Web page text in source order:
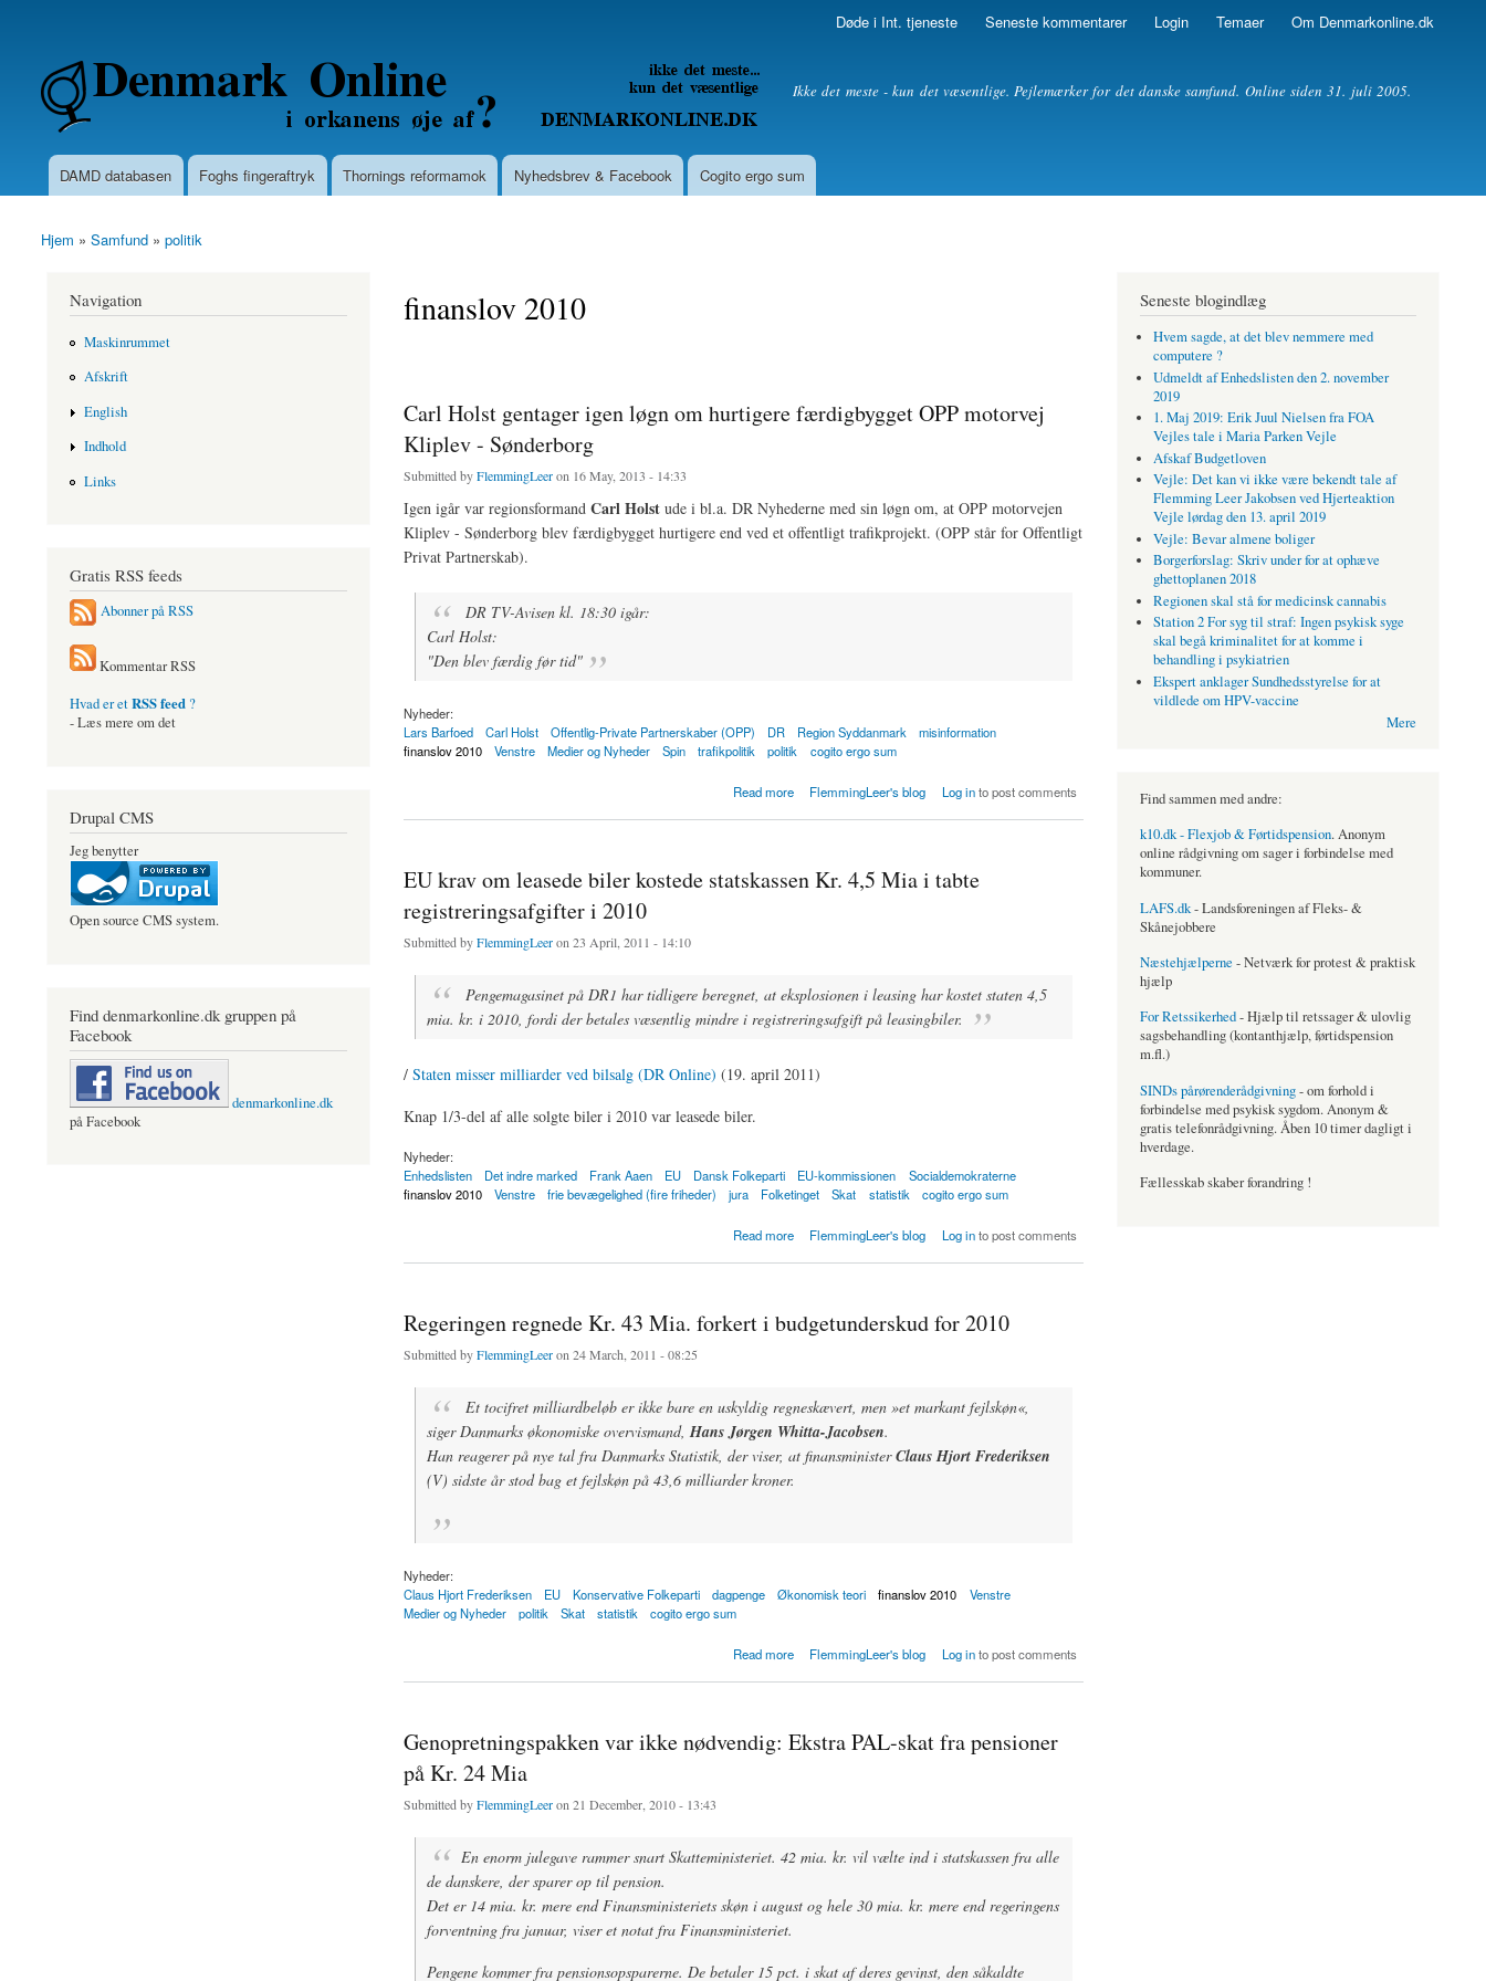
content
Døde i Int. tjeneste Seneste kommentarer Login Temaer Om Denmarkonline.dk
Denmarkonline.dk - blognyheder om politik Ikke det meste - kun det væsentlige. Pejlemærker for det danske samfund. Online siden 31. juli 2005.
Main menu
DAMD databasen Foghs fingeraftryk Thornings reformamok Nyhedsbrev & Facebook Cogito ergo sum
You are here
Hjem » Samfund » politik
finanslov 2010
Carl Holst gentager igen løgn om hurtigere færdigbygget OPP motorvej
Kliplev - Sønderborg
Submitted byFlemmingLeeron 16 May, 2013 - 14:33
Igen igår var regionsformand Carl Holstude i bl.a. DR Nyhederne med sin løgn om, at OPP motorvejen
Kliplev - Sønderborg blev færdigbygget hurtigere end ved et offentligt trafikprojekt. (OPP står for Offentligt
Privat Partnerskab).
DR TV-Avisen kl. 18:30 igår:
Carl Holst:
"Den blev færdig før tid"
Nyheder:
Lars Barfoed
Carl Holst Offentlig-Private Partnerskaber (OPP) DR Region Syddanmark
misinformation
finanslov 2010
Venstre Medier og Nyheder Spin trafikpolitik politik cogito ergo sum
Read more
about Carl Holst gentager igen løgn om hurtigere færdigbygget OPP motorvej Kliplev - Sønderborg
FlemmingLeer's blog Log into post comments
EU krav om leasede biler kostede statskassen Kr. 4,5 Mia i tabte
registreringsafgifter i 2010
Submitted byFlemmingLeeron 23 April, 2011 - 14:10
Pengemagasinet på DR1 har tidligere beregnet, at eksplosionen i leasing har kostet staten 4,5
mia. kr. i 2010, fordi der betales væsentlig mindre i registreringsafgift på leasingbiler.
/ Staten misser milliarder ved bilsalg (DR Online) (19. april 2011)
Knap 1/3-del af alle solgte biler i 2010 var leasede biler.
Nyheder:
Enhedslisten
Det indre marked Frank Aaen EU Dansk Folkeparti EU-kommissionen
Socialdemokraterne
finanslov 2010
Venstre frie bevægelighed (fire friheder) jura Folketinget Skat statistik cogito ergo sum
Read more
about EU krav om leasede biler kostede statskassen Kr. 4,5 Mia i tabte registreringsafgifter i 2010
FlemmingLeer's blog Log into post comments
Regeringen regnede Kr. 43 Mia. forkert i budgetunderskud for 2010
Submitted byFlemmingLeeron 24 March, 2011 - 08:25
Et tocifret milliardbeløb er ikke bare en uskyldig regneskævert, men »et markant fejlskøn«,
siger Danmarks økonomiske overvismand,Hans Jørgen Whitta-Jacobsen.
Han reagerer på nye tal fra Danmarks Statistik, der viser, at finansministerClaus Hjort Frederiksen
(V) sidste år stod bag et fejlskøn på 43,6 milliarder kroner.
Nyheder:
Claus Hjort Frederiksen
EU Konservative Folkeparti dagpenge Økonomisk teori finanslov 2010
Venstre
Medier og Nyheder
politik Skat statistik cogito ergo sum
Read more
about Regeringen regnede Kr. 43 Mia. forkert i budgetunderskud for 2010 FlemmingLeer's blog Log into post comments
Genopretningspakken var ikke nødvendig: Ekstra PAL-skat fra pensioner
på Kr. 24 Mia
Submitted byFlemmingLeeron 21 December, 2010 - 13:43
En enorm julegave rammer snart Skatteministeriet. 42 mia. kr. vil vælte ind i statskassen fra alle
de danskere, der sparer op til pension.
Det er 14 mia. kr. mere end Finansministeriets skøn i august og hele 30 mia. kr. mere end regeringens
forventning fra januar, viser et notat fra Finansministeriet.
Pengene kommer fra pensionsopsparerne. De betaler 15 pct. i skat af deres gevinst, den såkaldte
Navigation
Maskinrummet
Afskrift
English
Indhold
Links
Gratis RSS feeds
Abonner på RSS
Kommentar RSS
Hvad er etRSS feed ?
- Læs mere om det
Drupal CMS
Jeg benytter
Open source CMS system.
Find denmarkonline.dk gruppen på
Facebook
denmarkonline.dk
på Facebook
Seneste blogindlæg
Hvem sagde, at det blev nemmere med
computere ?
Udmeldt af Enhedslisten den 2. november
2019
1. Maj 2019: Erik Juul Nielsen fra FOA
Vejles tale i Maria Parken Vejle
Afskaf Budgetloven
Vejle: Det kan vi ikke være bekendt tale af
Flemming Leer Jakobsen ved Hjerteaktion
Vejle lørdag den 13. april 2019
Vejle: Bevar almene boliger
Borgerforslag: Skriv under for at ophæve
ghettoplanen 2018
Regionen skal stå for medicinsk cannabis
Station 2 For syg til straf: Ingen psykisk syge
skal begå kriminalitet for at komme i
behandling i psykiatrien
Ekspert anklager Sundhedsstyrelse for at
vildlede om HPV-vaccine
Mere
Find sammen med andre:
k10.dk - Flexjob & Førtidspension. Anonym
online rådgivning om sager i forbindelse med
kommuner.
LAFS.dk- Landsforeningen af Fleks- &
Skånejobbere
Næstehjælperne - Netværk for protest & praktisk
hjælp
For Retssikerhed- Hjælp til retssager & ulovlig
sagsbehandling (kontanthjælp, førtidspension
m.fl.)
SINDs pårørenderådgivning- om forhold i
forbindelse med psykisk sygdom. Anonym &
gratis telefonrådgivning. Åben 10 timer dagligt i
hverdage.
Fællesskab skaber forandring !